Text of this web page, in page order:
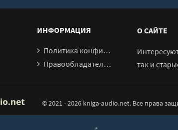
ИНФОРМАЦИЯ
Политика конфиденциальности
Правообладателям
О САЙТЕ
так и
© 2021 - 2026 kniga-audio.net. Все права